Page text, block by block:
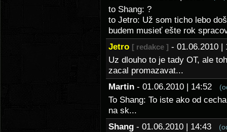
to Shang: ?
to Jetro: Už som ticho lebo
budem musieť ešte rok
Jetro [ redakce ] - 01.06.2010
Uz dlouho to je tady OT, ale
zacal promazavat...
Martin - 01.06.2010 | 14:52
To Shang: To iste ako od
na sk...
Shang - 01.06.2010 | 14:43